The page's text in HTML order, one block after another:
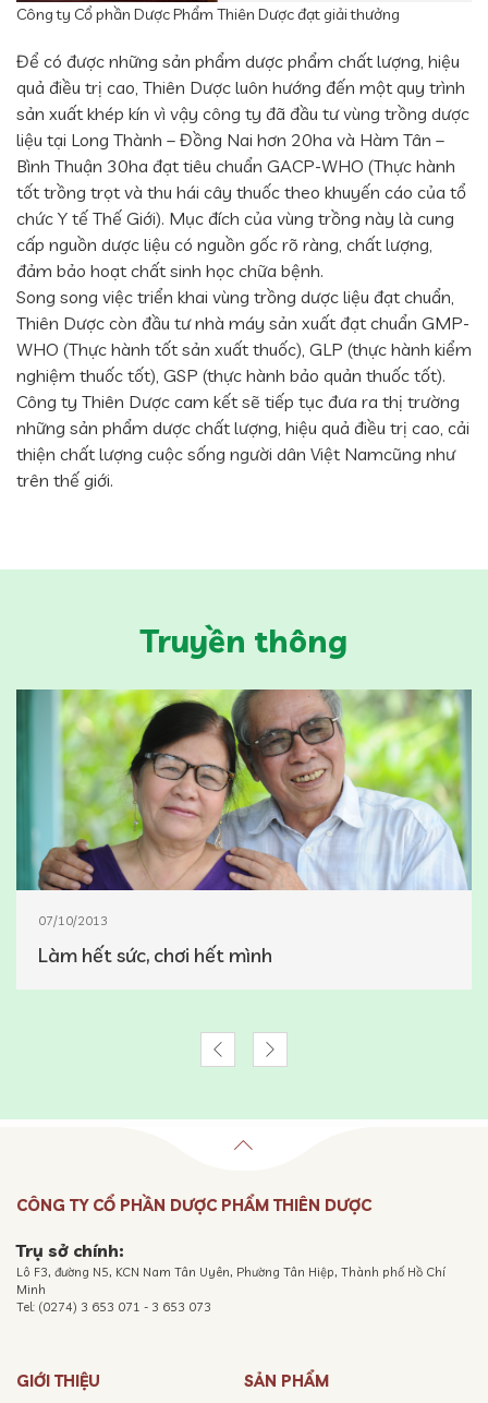
Công ty Cổ phần Dược Phẩm Thiên Dược đạt giải thưởng
Để có được những sản phẩm dược phẩm chất lượng, hiệu
quả điều trị cao, Thiên Dược luôn hướng đến một quy trình
sản xuất khép kín vì vậy công ty đã đầu tư vùng trồng dược
liệu tại Long Thành – Đồng Nai hơn 20ha và Hàm Tân –
Bình Thuận 30ha đạt tiêu chuẩn GACP-WHO (Thực hành
tốt trồng trọt và thu hái cây thuốc theo khuyến cáo của tổ
chức Y tế Thế Giới). Mục đích của vùng trồng này là cung
cấp nguồn dược liệu có nguồn gốc rõ ràng, chất lượng,
đảm bảo hoạt chất sinh học chữa bệnh.
Song song việc triển khai vùng trồng dược liệu đạt chuẩn,
Thiên Dược còn đầu tư nhà máy sản xuất đạt chuẩn GMP-
WHO (Thực hành tốt sản xuất thuốc), GLP (thực hành kiểm
nghiệm thuốc tốt), GSP (thực hành bảo quản thuốc tốt).
Công ty Thiên Dược cam kết sẽ tiếp tục đưa ra thị trường
những sản phẩm dược chất lượng, hiệu quả điều trị cao, cải
thiện chất lượng cuộc sống người dân Việt Namcũng như
trên thế giới.
Truyền thông
07/10/2013
Làm hết sức, chơi hết mình
CÔNG TY CỔ PHẦN DƯỢC PHẨM THIÊN DƯỢC
Trụ sở chính:
Lô F3, đường N5, KCN Nam Tân Uyên, Phường Tân Hiệp, Thành phố Hồ Chí
Minh
Tel: (0274) 3 653 071 - 3 653 073
GIỚI THIỆU SẢN PHẨM